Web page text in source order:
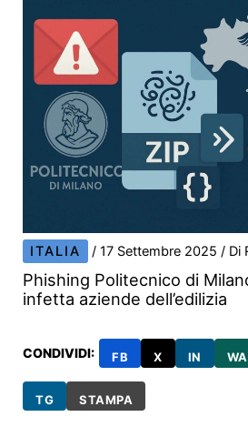
ITALIA /17 Settembre 2025/ Di
Phishing Politecnico di
infetta aziende dell’edilizia
CONDIVIDI: FB X IN WA
TG STAMPA